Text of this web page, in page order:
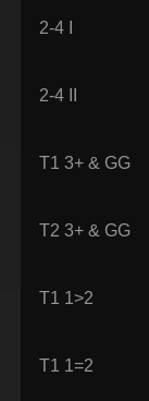
2-4 I
2-4 II
T1 3+ & GG
T2 3+ & GG
Т1 1>2
T1 1=2